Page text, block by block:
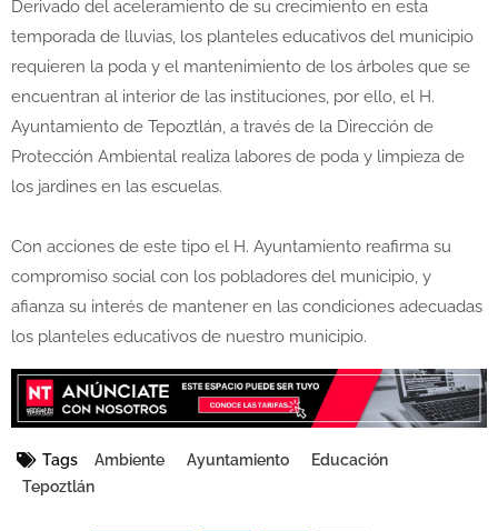
Derivado del aceleramiento de su crecimiento en esta
temporada de lluvias, los planteles educativos del municipio
requieren la poda y el mantenimiento de los árboles que se
encuentran al interior de las instituciones, por ello, el H.
Ayuntamiento de Tepoztlán, a través de la Dirección de
Protección Ambiental realiza labores de poda y limpieza de
los jardines en las escuelas.
Con acciones de este tipo el H. Ayuntamiento reafirma su
compromiso social con los pobladores del municipio, y
afianza su interés de mantener en las condiciones adecuadas
los planteles educativos de nuestro municipio.
Tags Ambiente Ayuntamiento
Educación
Tepoztlán